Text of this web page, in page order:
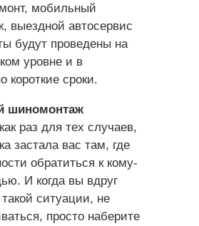
мобильный
выездной автосервис
будут проведены на
уровне и в
короткие сроки.
шиномонтаж
раз для тех случаев,
застала вас там, где
обратиться к кому-
И когда вы вдруг
ситуации, не
просто наберите